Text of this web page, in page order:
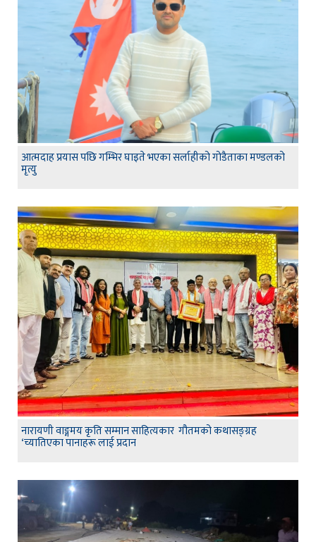
आत्मदाह प्रयास पछि गम्भिर घाइते भएका सर्लाहीको गोडैताका मण्डलको
मृत्यु
नारायणी वाङ्गमय कृति सम्मान साहित्यकार गौतमको कथासङ्ग्रह
‘च्यातिएका पानाहरू लाई प्रदान